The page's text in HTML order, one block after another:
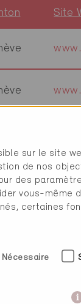
Site
sur le site
de nos
des
vous-même
certaines
Nécessaire